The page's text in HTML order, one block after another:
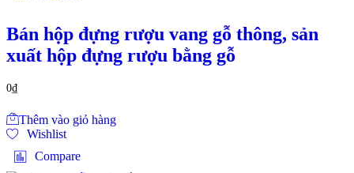
Bán hộp đựng rượu vang gỗ thông, sản
xuất hộp đựng rượu bằng gỗ
0₫
Thêm vào giỏ hàng
Wishlist
Compare